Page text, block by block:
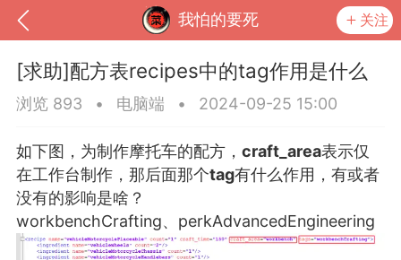
我怕的要死 关注
[求助]配方表recipes中的tag作用是什么
浏览 893 • 电脑端 • 2024-09-25 15:00
如下图，为制作摩托车的配方， craft_area表示仅
在工作台制作，那后面那个tag有什么作用，有或者
没有的影响是啥？
workbenchCrafting、perkAdvancedEngineering